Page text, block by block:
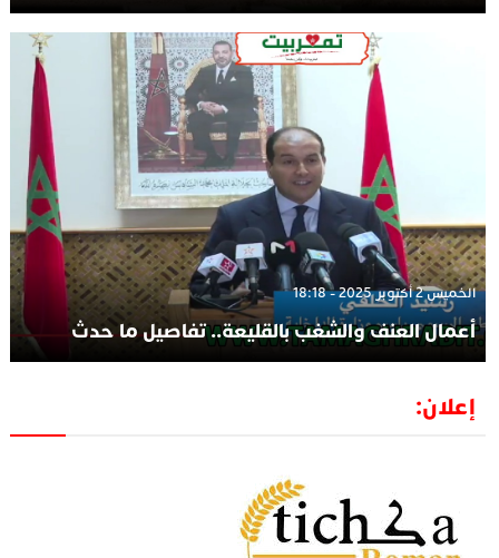
الخميس 2 أكتوبر 2025 - 18:18
أعمال العنف والشغب بالقليعة.. تفاصيل ما حدث
إعلان: